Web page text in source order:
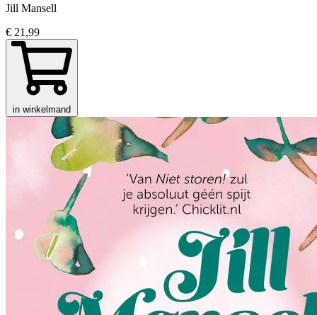
Jill Mansell
€ 21,99
in winkelmand